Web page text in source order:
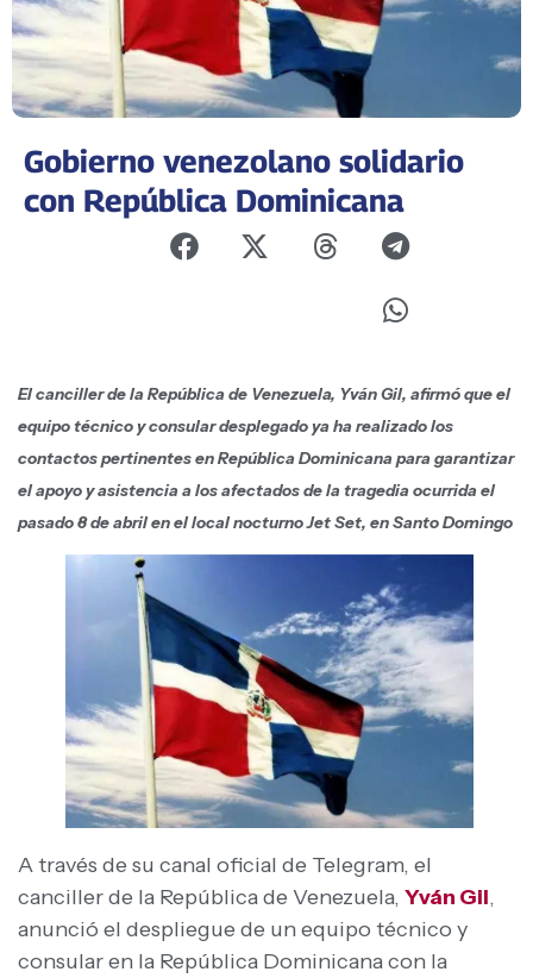
Gobierno venezolano solidario
con República Dominicana
El canciller de la República de Venezuela, Yván Gil, afirmó que el
equipo técnico y consular desplegado ya ha realizado los
contactos pertinentes en República Dominicana para garantizar
el apoyo y asistencia a los afectados de la tragedia ocurrida el
pasado 8 de abril en el local nocturno Jet Set, en Santo Domingo
A través de su canal oficial de Telegram, el
canciller de la República de Venezuela, Yván Gil,
anunció el despliegue de un equipo técnico y
consular en la República Dominicana con la